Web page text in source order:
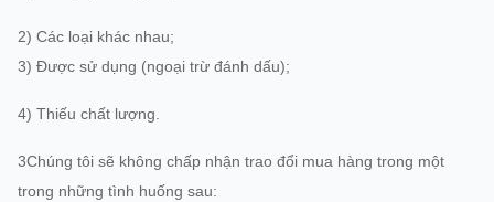
2) Các loại khác nhau;
3) Được sử dụng (ngoại trừ đánh dấu);
4) Thiếu chất lượng.
3Chúng tôi sẽ không chấp nhận trao đổi mua hàng trong một
trong những tình huống sau: